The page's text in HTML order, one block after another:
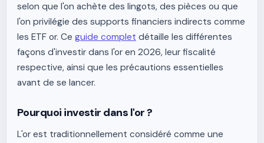
selon que l'on achète des lingots, des pièces ou que
l'on privilégie des supports financiers indirects comme
les ETF or. Ce guide complet détaille les différentes
façons d'investir dans l'or en 2026, leur fiscalité
respective, ainsi que les précautions essentielles
avant de se lancer.
Pourquoi investir dans l'or ?
L'or est traditionnellement considéré comme une